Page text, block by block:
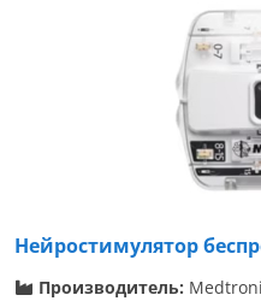
Нейростимулятор
Производитель: